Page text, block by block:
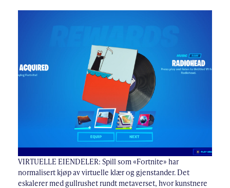
VIRTUELLE EIENDELER: Spill som «Fortnite» har
normalisert kjøp av virtuelle klær og gjenstander. Det
eskalerer med gullrushet rundt metaverset, hvor kunstnere